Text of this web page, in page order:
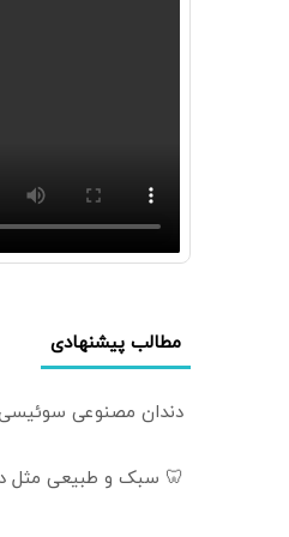
مطالب پیشنهادی
دندان مصنوعی
🦷 سبک و طبیعی مثل